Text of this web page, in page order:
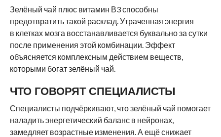
Зелёный чай плюс витамин В3 способны
предотвратить такой расклад. Утраченная энергия
в клетках мозга восстанавливается буквально за сутки
после применения этой комбинации. Эффект
объясняется комплексным действием веществ,
которыми богат зелёный чай.
ЧТО ГОВОРЯТ СПЕЦИАЛИСТЫ
Специалисты подчёркивают, что зелёный чай помогает
наладить энергетический баланс в нейронах,
замедляет возрастные изменения. А ещё снижает